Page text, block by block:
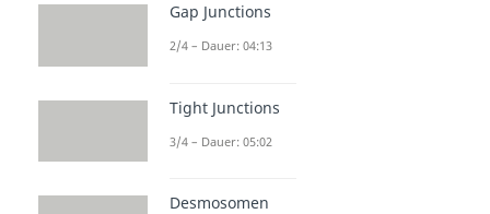
Gap Junctions
2/4 – Dauer: 04:13
Tight Junctions
3/4 – Dauer: 05:02
Desmosomen